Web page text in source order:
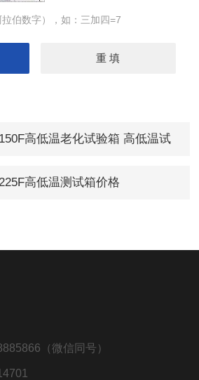
伯数字），如：三加四=7
高低温老化试验箱 高低温试
高低温测试箱价格
（微信同号）